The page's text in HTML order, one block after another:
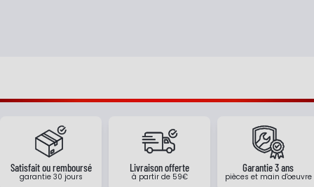
Satisfait ou remboursé
garantie 30 jours
Livraison offerte
à partir de 59€
Garantie 3 ans
pièces et main d'oeuvre